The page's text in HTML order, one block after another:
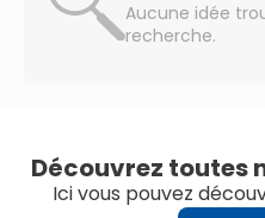
Aucune idée
recherche.
Découvrez toutes
Ici vous pouvez